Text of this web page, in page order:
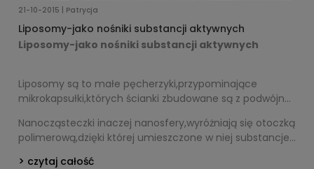
21-10-2015 | Patrycja
Liposomy-jako nośniki substancji aktywnych
Liposomy-jako nośniki substancji aktywnych
Liposomy są to małe pęcherzyki,przypominające
mikrokapsułki,których ścianki zbudowane są z podwójnej
liposomy,zawierające wodę oraz liposomy,które
wewnątrz posiadają cenne substancje czynne w
roztworze wodnym.
Nanocząsteczki inaczej nanosfery,wyróżniają się otoczką
polimerową,dzięki której umieszczone w niej substancje
czytaj całość